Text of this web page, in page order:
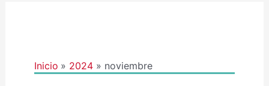
Inicio 2024 noviembre